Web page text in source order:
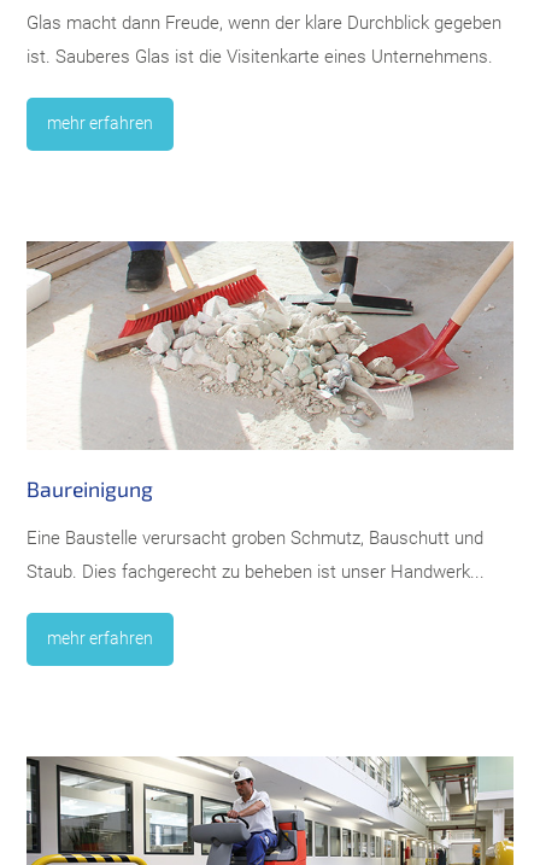
Glas macht dann Freude, wenn der klare Durchblick gegeben
ist. Sauberes Glas ist die Visitenkarte eines Unternehmens.
mehr erfahren
Baureinigung
Eine Baustelle verursacht groben Schmutz, Bauschutt und
Staub. Dies fachgerecht zu beheben ist unser Handwerk...
mehr erfahren